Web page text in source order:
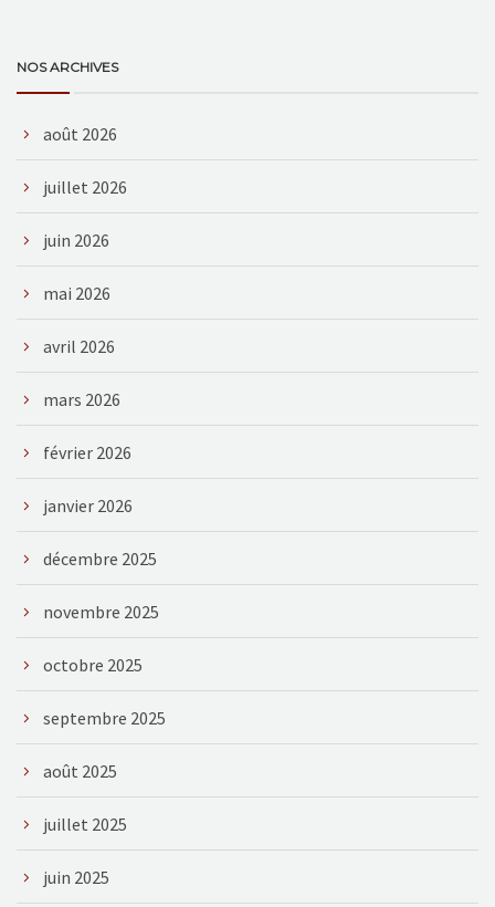
NOS ARCHIVES
août 2026
juillet 2026
juin 2026
mai 2026
avril 2026
mars 2026
février 2026
janvier 2026
décembre 2025
novembre 2025
octobre 2025
septembre 2025
août 2025
juillet 2025
juin 2025